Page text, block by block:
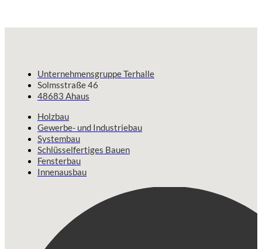
Unternehmensgruppe Terhalle
Solmsstraße 46
48683 Ahaus
Holzbau
Gewerbe- und Industriebau
Systembau
Schlüsselfertiges Bauen
Fensterbau
Innenausbau